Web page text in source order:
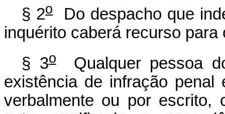
§ 2o
Do despacho que
inquérito caberá recurso
§ 3oQualquer pessoa
existência de infração
verbalmente ou por escrito,